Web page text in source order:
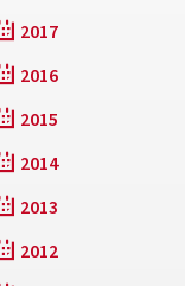
2017
2016
2015
2014
2013
2012